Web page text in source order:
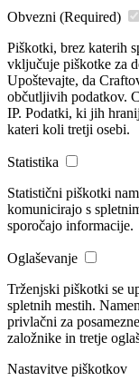
Obvezni (Required)
Piškotki, brez katerih
vključuje piškotke za
Upoštevajte, da
občutljivih podatkov.
IP. Podatki, ki jih
kateri koli tretji osebi.
Statistika
Statistični piškotki
komunicirajo s
sporočajo informacije.
Oglaševanje
Trženjski piškotki se
spletnih mestih.
privlačni za
založnike in tretje
Nastavitve piškotkov